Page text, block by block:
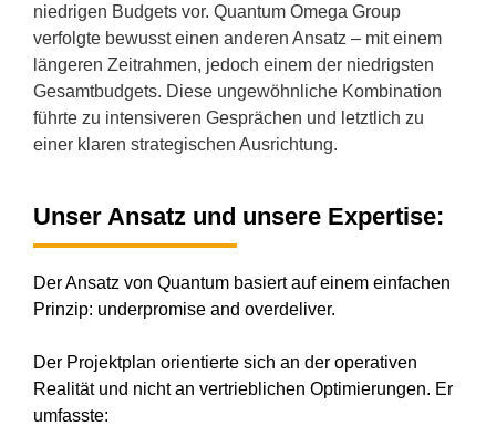
niedrigen Budgets vor. Quantum Omega Group
verfolgte bewusst einen anderen Ansatz – mit einem
längeren Zeitrahmen, jedoch einem der niedrigsten
Gesamtbudgets. Diese ungewöhnliche Kombination
führte zu intensiveren Gesprächen und letztlich zu
einer klaren strategischen Ausrichtung.
Unser Ansatz und unsere Expertise:
Der Ansatz von Quantum basiert auf einem einfachen
Prinzip: underpromise and overdeliver.
Der Projektplan orientierte sich an der operativen
Realität und nicht an vertrieblichen Optimierungen. Er
umfasste: